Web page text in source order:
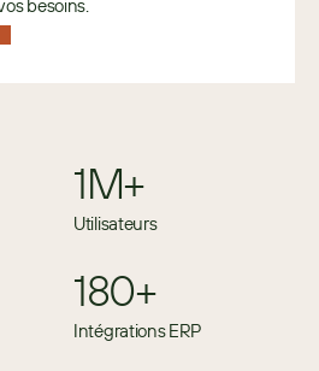
besoins.
1M+
Utilisateurs
180+
Intégrations ERP